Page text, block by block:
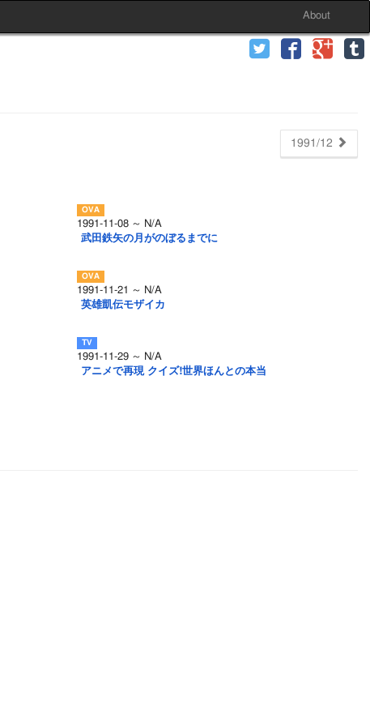
About
1991/12
1991-11-08 ～ N/A
武田鉄矢の月がのぼるまでに
1991-11-21 ～ N/A
英雄凱伝モザイカ
1991-11-29 ～ N/A
アニメで再現 クイズ!世界ほんとの本当